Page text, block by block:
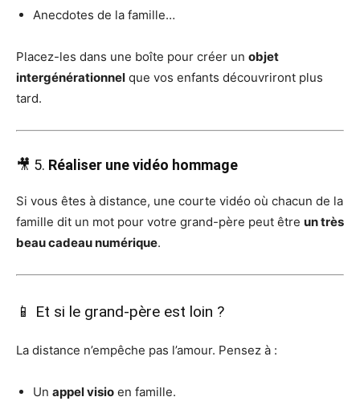
Anecdotes de la famille…
Placez-les dans une boîte pour créer un objet
intergénérationnel que vos enfants découvriront plus
tard.
🎥 5. Réaliser une vidéo hommage
Si vous êtes à distance, une courte vidéo où chacun de la
famille dit un mot pour votre grand-père peut être un très
beau cadeau numérique.
📱 Et si le grand-père est loin ?
La distance n’empêche pas l’amour. Pensez à :
Un appel visio en famille.